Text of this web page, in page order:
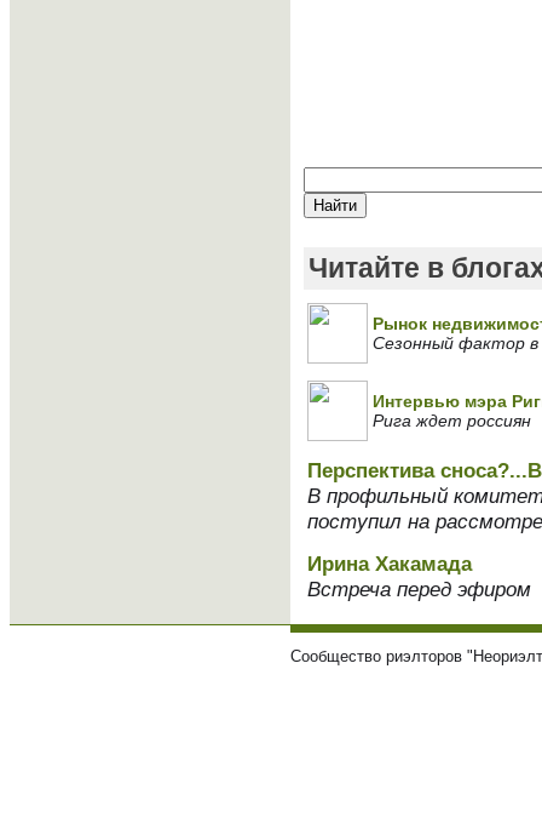
Читайте в
Рынок
Сезонный фактор в
Интервью мэра
Рига ждет россиян
Перспектива
В профильный комитет
поступил на
Ирина Хакамада
Встреча перед эфиром
Сообщество риэлторов